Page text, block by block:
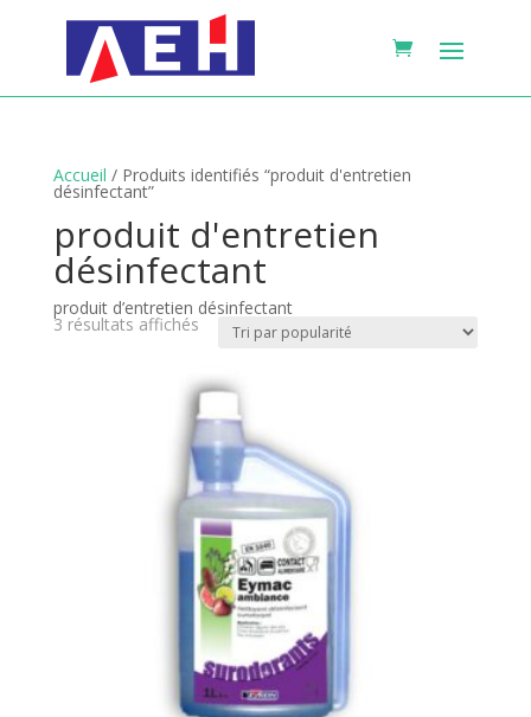
Accueil / Produits identifiés “produit d'entretien
désinfectant”
produit d'entretien
désinfectant
produit d’entretien désinfectant
3 résultats affichésTrié